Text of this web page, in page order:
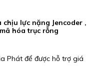
chịu lực nặng Jencoder ,
hóa trục rỗng
Phát để được hỗ trợ giá